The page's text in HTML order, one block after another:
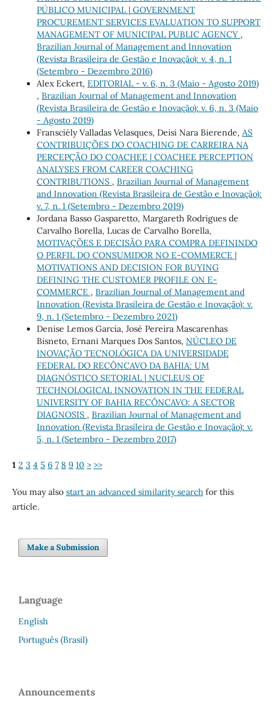
PÚBLICO MUNICIPAL | GOVERNMENT
PROCUREMENT SERVICES EVALUATION TO SUPPORT
MANAGEMENT OF MUNICIPAL PUBLIC AGENCY ,
Brazilian Journal of Management and Innovation
(Revista Brasileira de Gestão e Inovação): v. 4, n. 1
(Setembro - Dezembro 2016)
Alex Eckert, EDITORIAL - v. 6, n. 3 (Maio - Agosto 2019)
, Brazilian Journal of Management and Innovation
(Revista Brasileira de Gestão e Inovação): v. 6, n. 3 (Maio
- Agosto 2019)
Fransciély Valladas Velasques, Deisi Nara Bierende, AS
CONTRIBUIÇÕES DO COACHING DE CARREIRA NA
PERCEPÇÃO DO COACHEE | COACHEE PERCEPTION
ANALYSES FROM CAREER COACHING
CONTRIBUTIONS , Brazilian Journal of Management
and Innovation (Revista Brasileira de Gestão e Inovação):
v. 7, n. 1 (Setembro - Dezembro 2019)
Jordana Basso Gasparetto, Margareth Rodrigues de
Carvalho Borella, Lucas de Carvalho Borella,
MOTIVAÇÕES E DECISÃO PARA COMPRA DEFININDO
O PERFIL DO CONSUMIDOR NO E-COMMERCE |
MOTIVATIONS AND DECISION FOR BUYING
DEFINING THE CUSTOMER PROFILE ON E-
COMMERCE , Brazilian Journal of Management and
Innovation (Revista Brasileira de Gestão e Inovação): v.
9, n. 1 (Setembro - Dezembro 2021)
Denise Lemos Garcia, José Pereira Mascarenhas
Bisneto, Ernani Marques Dos Santos, NÚCLEO DE
INOVAÇÃO TECNOLÓGICA DA UNIVERSIDADE
FEDERAL DO RECÔNCAVO DA BAHIA: UM
DIAGNÓSTICO SETORIAL | NUCLEUS OF
TECHNOLOGICAL INNOVATION IN THE FEDERAL
UNIVERSITY OF BAHIA RECÔNCAVO: A SECTOR
DIAGNOSIS , Brazilian Journal of Management and
Innovation (Revista Brasileira de Gestão e Inovação): v.
5, n. 1 (Setembro - Dezembro 2017)
1 2 3 4 5 6 7 8 9 10 > >>
You may also start an advanced similarity searchfor this
article.
Make a Submission
Language
English
Português (Brasil)
Announcements